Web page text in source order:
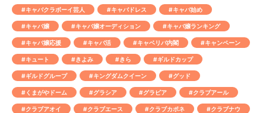
#キャバクラボーイ芸人 #キャバドレス #キャバ始め
#キャバ嬢 #キャバ嬢オーディション #キャバ嬢ランキング
#キャバ嬢応援 #キャバ活 #キャベリバ内閣 #キャンペーン
#キュート #きよみ #きら #ギルドカップ
#ギルドグループ #キングダムクイーン #グッド
#くまがやドーム #グラシア #グラビア #クラブアール
#クラブアオイ #クラブエース #クラブカポネ #クラブナウ